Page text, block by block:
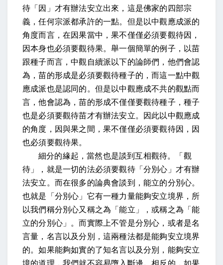
待「因」才有辦法安立出來，這是佛家的四部宗
義，任何宗派都承許的一點。但是以中觀應成派的
角度而言，在因果當中，果不僅僅必須要觀待因，
因本身也必須要觀待果。舉一個簡單的例子，以苗
跟種子而言，中觀自續派以下的論師們，他們會認
為，苗的形成是必須要觀待種子的，而這一點中觀
應成派也是認同的。但是以中觀應成不共的觀點而
言，他會認為，苗的形成不僅僅要觀待種子，種子
也是必須要觀待苗才有辦法安立。因此以中觀應成
的角度，因與果之間，果不僅僅必須要觀待因，因
也必須要觀待果。
細分的緣起，當然也是談到互相觀待。「觀
待」，就是一切的法必須要觀待「分別心」才有辦
法安立。而在很多的論典會談到，能立的分別心。
也就是「分別心」它有一種力量能夠安立境界，所
以我們稱分別心又稱之為「能立」，或稱之為「能
立的分別心」。而實際上不管是分別心，或者是名
言量，名言以及分別，這兩種法都是能夠安立境界
的。如果能夠如實的了知名言以及分別，能夠安立